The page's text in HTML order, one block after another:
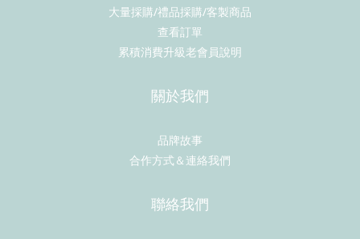
大量採購/禮品採購/客製商品
查看訂單
累積消費升級老會員說明
關於我們
品牌故事
合作方式＆連絡我們
聯絡我們